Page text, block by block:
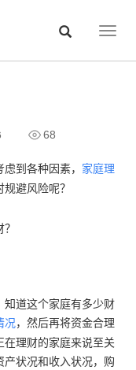
68
到各种因素，
家庭理
避风险呢？
道这个家庭有多少财
况，然后再将资金合理
理财的家庭来说至关
状况和收入状况，购